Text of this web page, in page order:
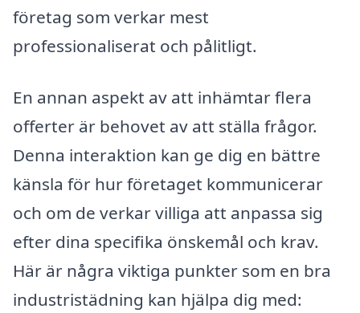
företag som verkar mest
professionaliserat och pålitligt.
En annan aspekt av att inhämtar flera
offerter är behovet av att ställa frågor.
Denna interaktion kan ge dig en bättre
känsla för hur företaget kommunicerar
och om de verkar villiga att anpassa sig
efter dina specifika önskemål och krav.
Här är några viktiga punkter som en bra
industristädning kan hjälpa dig med: